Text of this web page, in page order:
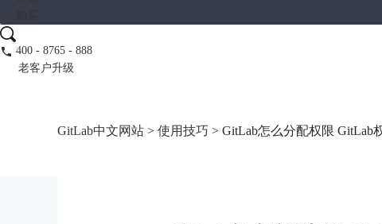
400 - 8765 - 888
老客户升级
GitLab中文网站 > 使用技巧 > GitLab怎么分配权限 GitLab